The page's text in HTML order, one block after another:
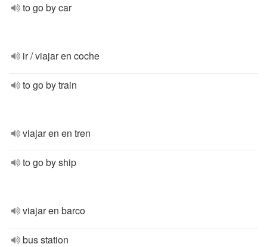
to go by car
ir / viajar en coche
to go by train
viajar en en tren
to go by ship
viajar en barco
bus station